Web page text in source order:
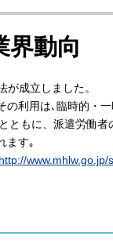
界動向
成立しました。
の利用は､臨時的・
ともに、派遣労働
ます｡
http://